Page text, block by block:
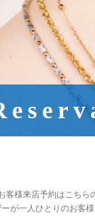
客様来店予約は こちら
が一人ひとりのお客様